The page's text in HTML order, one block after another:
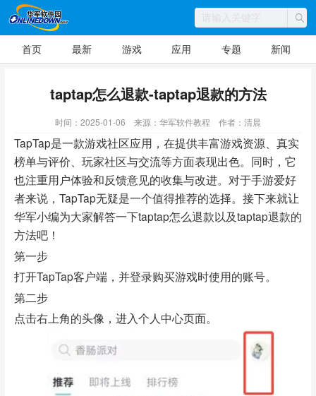
首页 最新 游戏 应用 专题 新闻
taptap怎么退款-taptap退款的方法
时间：2025-01-06 来源：华军软件教程 作者：清晨
TapTap是一款游戏社区应用，在提供丰富游戏资源、真实
榜单与评价、玩家社区与交流等方面表现出色。同时，它
也注重用户体验和反馈意见的收集与改进。对于手游爱好
者来说，TapTap无疑是一个值得推荐的选择。接下来就让
华军小编为大家解答一下taptap怎么退款以及taptap退款的
方法吧！
第一步
打开TapTap客户端，并登录购买游戏时使用的账号。
第二步
点击右上角的头像，进入个人中心页面。